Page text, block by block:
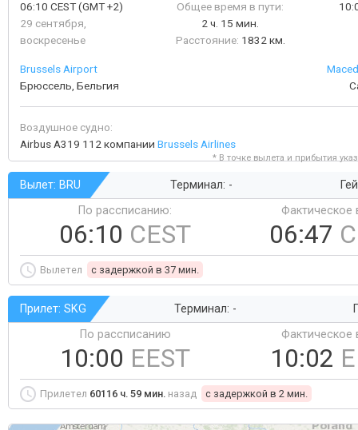
06:10 CEST(GMT +2)
29 сентября,
воскресенье
Общее время в пути:
2 ч. 15 мин.
Расстояние: 1832 км.
Brussels Airport
Брюссель, Бельгия
Воздушное судно:
Airbus A319 112 компании Brussels Airlines
* В точке вылета и прибытия
Вылет: BRU Терминал: -
По рассписанию:
06:10 CEST
Фактическое
06:47
Вылетел c задержкой в 37 мин.
Прилет: SKG Терминал: -
По рассписанию
10:00 EEST
Фактическое
10:02
Прилетел 60116 ч. 59 мин. назад c задержкой в 2 мин.